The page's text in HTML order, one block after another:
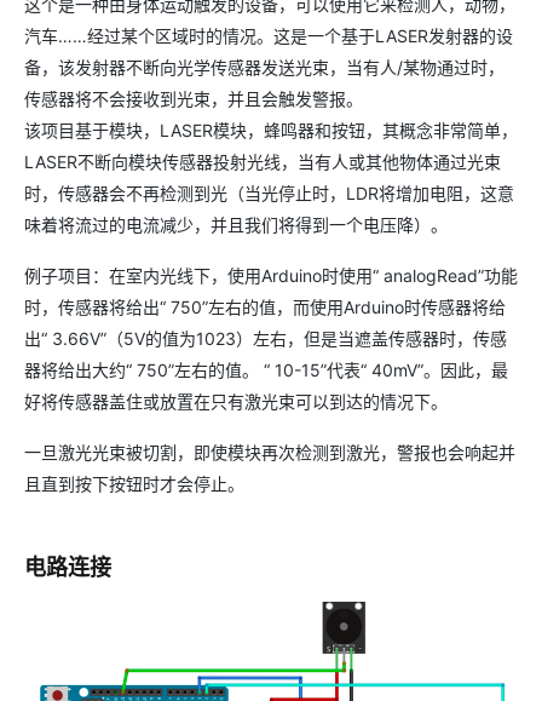
这个是一种由身体运动触发的设备，可以使用它来检测人，动物，
汽车……经过某个区域时的情况。这是一个基于LASER发射器的设
备，该发射器不断向光学传感器发送光束，当有人/某物通过时，
传感器将不会接收到光束，并且会触发警报。
该项目基于模块，LASER模块，蜂鸣器和按钮，其概念非常简单，
LASER不断向模块传感器投射光线，当有人或其他物体通过光束
时，传感器会不再检测到光（当光停止时，LDR将增加电阻，这意
味着将流过的电流减少，并且我们将得到一个电压降）。
例子项目：在室内光线下，使用Arduino时使用“ analogRead”功能
时，传感器将给出“ 750”左右的值，而使用Arduino时传感器将给
出“ 3.66V”（5V的值为1023）左右，但是当遮盖传感器时，传感
器将给出大约“ 750”左右的值。 “ 10-15”代表“ 40mV”。因此，最
好将传感器盖住或放置在只有激光束可以到达的情况下。
一旦激光光束被切割，即使模块再次检测到激光，警报也会响起并
且直到按下按钮时才会停止。
电路连接